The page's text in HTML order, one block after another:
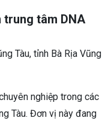
trung tâm DNA
Tàu, tỉnh Bà Rịa Vũng
nghiệp trong các
Tàu. Đơn vị này đang